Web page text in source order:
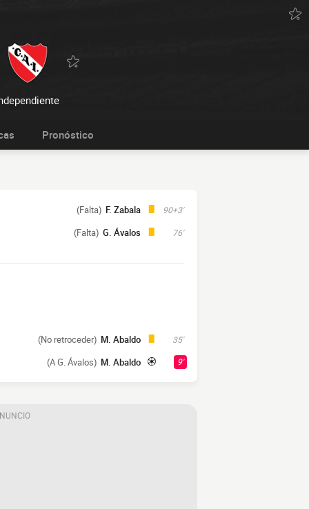
Pronóstico
90+3'
F. Zabala
(Falta)
76'
G. Ávalos
(Falta)
35'
M. Abaldo
(No retroceder)
9'
M. Abaldo
(A G. Ávalos)